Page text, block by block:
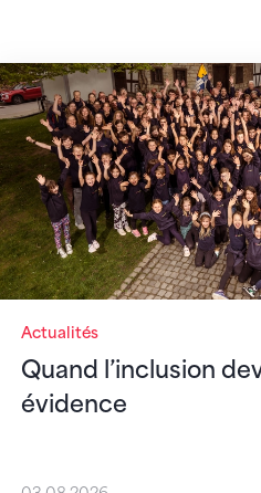
2026
Actualités
Quand l’inclusion
évidence
Quand l’inclusion devient